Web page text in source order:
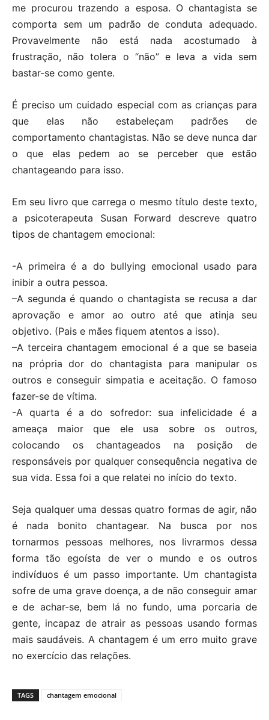
me procurou trazendo a esposa. O chantagista se
comporta sem um padrão de conduta adequado.
Provavelmente não está nada acostumado à
frustração, não tolera o “não” e leva a vida sem
bastar-se como gente.
É preciso um cuidado especial com as crianças para
que elas não estabeleçam padrões de
comportamento chantagistas. Não se deve nunca dar
o que elas pedem ao se perceber que estão
chantageando para isso.
Em seu livro que carrega o mesmo título deste texto,
a psicoterapeuta Susan Forward descreve quatro
tipos de chantagem emocional:
-A primeira é a do bullying emocional usado para
inibir a outra pessoa.
–A segunda é quando o chantagista se recusa a dar
aprovação e amor ao outro até que atinja seu
objetivo. (Pais e mães fiquem atentos a isso).
–A terceira chantagem emocional é a que se baseia
na própria dor do chantagista para manipular os
outros e conseguir simpatia e aceitação. O famoso
fazer-se de vítima.
-A quarta é a do sofredor: sua infelicidade é a
ameaça maior que ele usa sobre os outros,
colocando os chantageados na posição de
responsáveis por qualquer consequência negativa de
sua vida. Essa foi a que relatei no início do texto.
Seja qualquer uma dessas quatro formas de agir, não
é nada bonito chantagear. Na busca por nos
tornarmos pessoas melhores, nos livrarmos dessa
forma tão egoísta de ver o mundo e os outros
indivíduos é um passo importante. Um chantagista
sofre de uma grave doença, a de não conseguir amar
e de achar-se, bem lá no fundo, uma porcaria de
gente, incapaz de atrair as pessoas usando formas
mais saudáveis. A chantagem é um erro muito grave
no exercício das relações.
TAGS chantagem emocional